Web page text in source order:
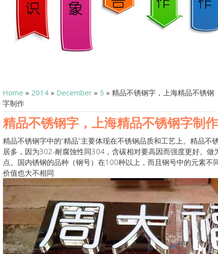
Home » 2014 » December » 5 » 精品不锈钢字，上海精品不锈钢
字制作
精品不锈钢字，上海精品不锈钢字制作
精品不锈钢字中的“精品”主要体现在不锈钢品质和工艺上。精品不
居多，因为302-耐腐蚀性同304，含碳相对要高因而强度更好。做
点。国内锈钢的品种（钢号）在100种以上，而且钢号中的元素不
价值也大不相同